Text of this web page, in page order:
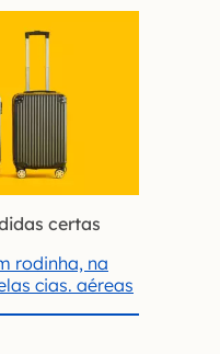
certas
rodinha, na
cias. aéreas